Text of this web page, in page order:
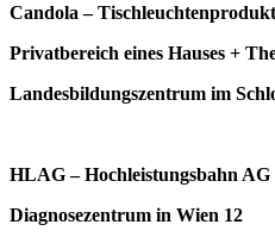
Candola –
Privatbereich eines Hauses +
Landesbildungszentrum im
HLAG – Hochleistungsbahn AG
Diagnosezentrum in Wien 12